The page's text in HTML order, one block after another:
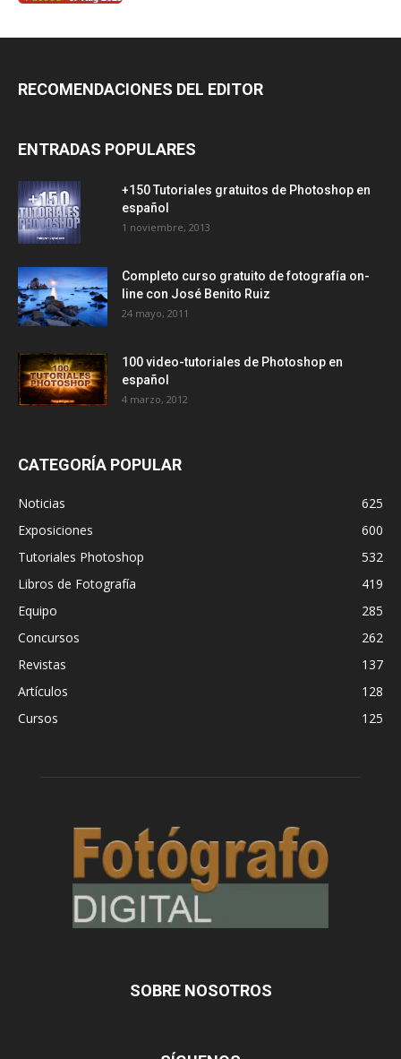
RECOMENDACIONES DEL EDITOR
ENTRADAS POPULARES
+150 Tutoriales gratuitos de Photoshop en
español
1 noviembre, 2013
Completo curso gratuito de fotografía on-
line con José Benito Ruiz
24 mayo, 2011
100 video-tutoriales de Photoshop en
español
4 marzo, 2012
CATEGORÍA POPULAR
Noticias
625
Exposiciones
600
Tutoriales Photoshop
532
Libros de Fotografía
419
Equipo
285
Concursos
262
Revistas
137
Artículos
128
Cursos
125
SOBRE NOSOTROS